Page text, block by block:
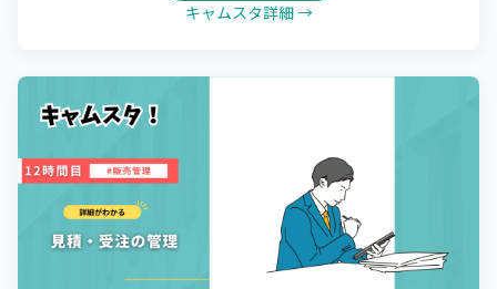
キャムスタ詳細 →